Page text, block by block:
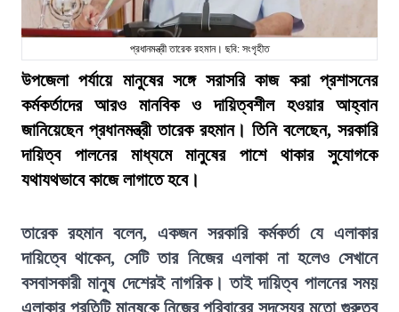
প্রধানমন্ত্রী তারেক রহমান। ছবি: সংগৃহীত
উপজেলা পর্যায়ে মানুষের সঙ্গে সরাসরি কাজ করা প্রশাসনের
কর্মকর্তাদের আরও মানবিক ও দায়িত্বশীল হওয়ার আহ্বান
জানিয়েছেন প্রধানমন্ত্রী তারেক রহমান। তিনি বলেছেন, সরকারি
দায়িত্ব পালনের মাধ্যমে মানুষের পাশে থাকার সুযোগকে
যথাযথভাবে কাজে লাগাতে হবে।
তারেক রহমান বলেন, একজন সরকারি কর্মকর্তা যে এলাকার
দায়িত্বে থাকেন, সেটি তার নিজের এলাকা না হলেও সেখানে
বসবাসকারী মানুষ দেশেরই নাগরিক। তাই দায়িত্ব পালনের সময়
এলাকার প্রতিটি মানুষকে নিজের পরিবারের সদস্যের মতো গুরুত্ব